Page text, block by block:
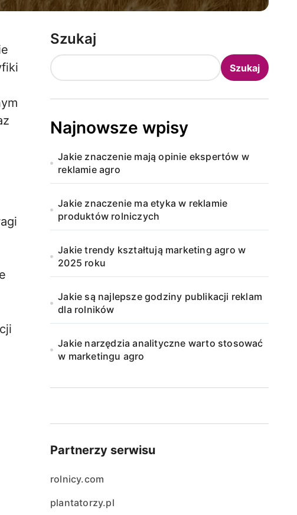
Szukaj
Szukaj
Najnowsze wpisy
Jakie znaczenie mają opinie ekspertów w
reklamie agro
Jakie znaczenie ma etyka w reklamie
produktów rolniczych
Jakie trendy kształtują marketing agro w
2025 roku
Jakie są najlepsze godziny publikacji reklam
dla rolników
Jakie narzędzia analityczne warto stosować
w marketingu agro
Partnerzy serwisu
rolnicy.com
plantatorzy.pl